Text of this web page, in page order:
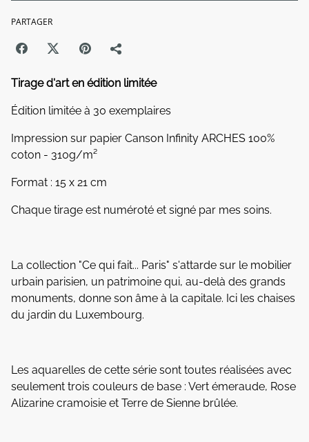
PARTAGER
Tirage d'art en édition limitée
Édition limitée à 30 exemplaires
Impression sur papier Canson Infinity ARCHES 100%
coton - 310g/m²
Format : 15 x 21 cm
Chaque tirage est numéroté et signé par mes soins.
La collection "Ce qui fait... Paris" s'attarde sur le mobilier
urbain parisien, un patrimoine qui, au-delà des grands
monuments, donne son âme à la capitale. Ici les chaises
du jardin du Luxembourg.
Les aquarelles de cette série sont toutes réalisées avec
seulement trois couleurs de base : Vert émeraude, Rose
Alizarine cramoisie et Terre de Sienne brûlée.